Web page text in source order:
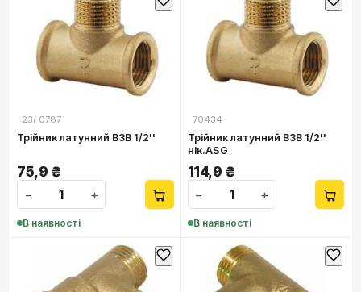
23/ 0787
Трійник латунний ВЗВ 1/2''
75,9 ₴
−
+
В наявності
70434
Трійник латунний ВЗВ 1/2''
нік.ASG
114,9 ₴
−
+
В наявності